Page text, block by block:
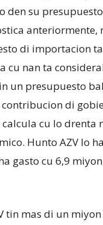
den su
di importacion
cu nan ta
un presupuesto
di
cu lo drenta
Hunto AZV lo
gasto cu 6,9
tin mas di un